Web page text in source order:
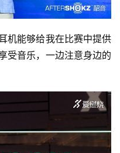
机能够给我在比赛中提供
受音乐，一边注意身边的